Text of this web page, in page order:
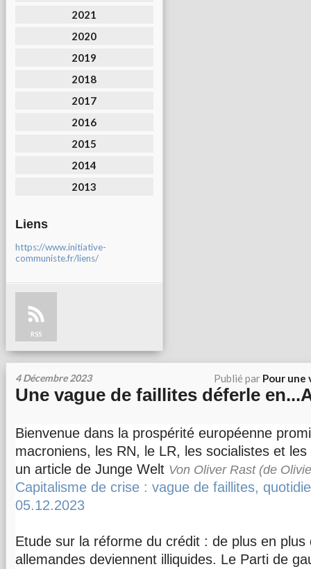
2021
2020
2019
2018
2017
2016
2015
2014
2013
Liens
https://www.initiative-
communiste.fr/liens/
RSS
4 Décembre 2023 Publié par Pour une
Une vague de faillites déferle
Bienvenue dans la prospérité européenne
macroniens, les RN, le LR, les socialistes et
un article de Junge Welt Von Oliver Rast (de
Capitalisme de crise : vague de faillites,
05.12.2023
Etude sur la réforme du crédit : de plus en plus
allemandes deviennent illiquides. Le Parti de